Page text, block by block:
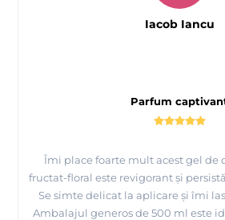
Parfum
Îmi place foarte mult acest gel de
fructat-floral este revigorant și
Se simte delicat la aplicare și îmi
Ambalajul generos de 500 ml este
Iacob Iancu